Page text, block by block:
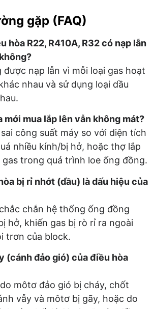
gặp (FAQ)
hòa R22, R410A, R32 có nạp lẫn
nạp lẫn vì mỗi loại gas hoạt
nhau và sử dụng loại dầu
mới mua lắp lên vẫn không mát?
công suất máy so với diện tích
nhiều kính/bị hở, hoặc thợ lắp
trong quá trình loe ống đồng.
bị rỉ nhớt (dầu) là dấu hiệu của
chắn hệ thống ống đồng
hở, khiến gas bị rò rỉ ra ngoài
trơn của block.
(cánh đảo gió) của điều hòa
môtơ đảo gió bị cháy, chốt
vẫy và môtơ bị gãy, hoặc do